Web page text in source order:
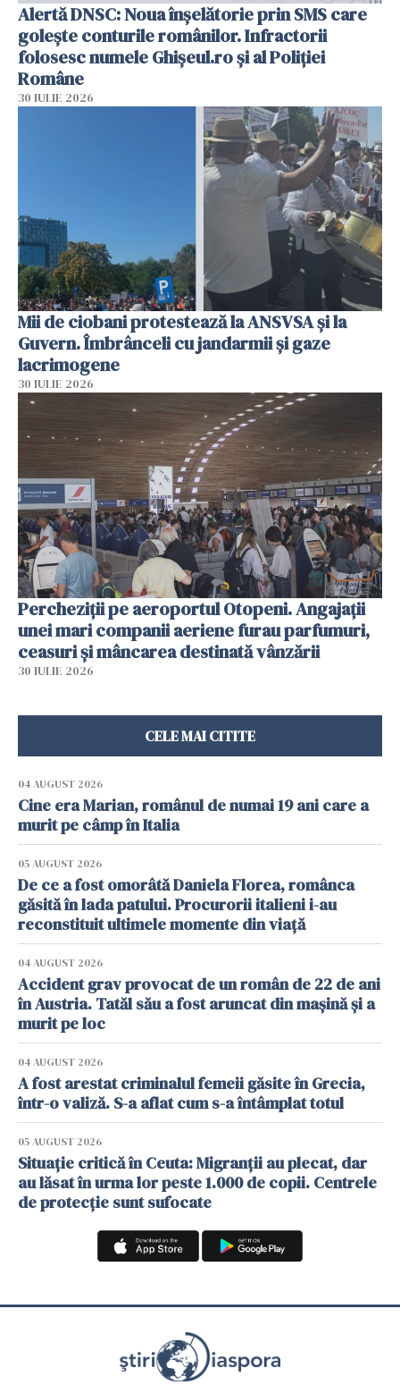
Alertă DNSC: Noua înșelătorie prin SMS care
golește conturile românilor. Infractorii
folosesc numele Ghișeul.ro și al Poliției
Române
30 IULIE 2026
Mii de ciobani protestează la ANSVSA și la
Guvern. Îmbrânceli cu jandarmii și gaze
lacrimogene
30 IULIE 2026
Percheziții pe aeroportul Otopeni. Angajații
unei mari companii aeriene furau parfumuri,
ceasuri și mâncarea destinată vânzării
30 IULIE 2026
CELE MAI CITITE
04 AUGUST 2026
Cine era Marian, românul de numai 19 ani care a
murit pe câmp în Italia
05 AUGUST 2026
De ce a fost omorâtă Daniela Florea, românca
găsită în lada patului. Procurorii italieni i-au
reconstituit ultimele momente din viață
04 AUGUST 2026
Accident grav provocat de un român de 22 de ani
în Austria. Tatăl său a fost aruncat din mașină și a
murit pe loc
04 AUGUST 2026
A fost arestat criminalul femeii găsite în Grecia,
într-o valiză. S-a aflat cum s-a întâmplat totul
05 AUGUST 2026
Situație critică în Ceuta: Migranții au plecat, dar
au lăsat în urma lor peste 1.000 de copii. Centrele
de protecție sunt sufocate